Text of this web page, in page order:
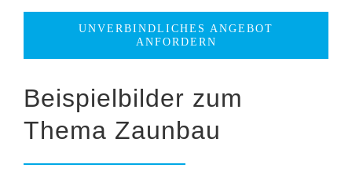
UNVERBINDLICHES ANGEBOT
ANFORDERN
Beispielbilder zum
Thema Zaunbau